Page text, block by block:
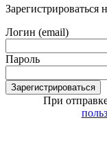
Зарегистрироваться
Логин (email)
Пароль
Зарегистрироваться
При